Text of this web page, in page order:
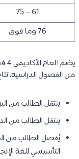
61 – 75
76 وما فوق
من الفصول الدراسية،
ينتقل الطالب من
ينتقل الطالب من
يُفصل الطالب من
التأسيسي للغة